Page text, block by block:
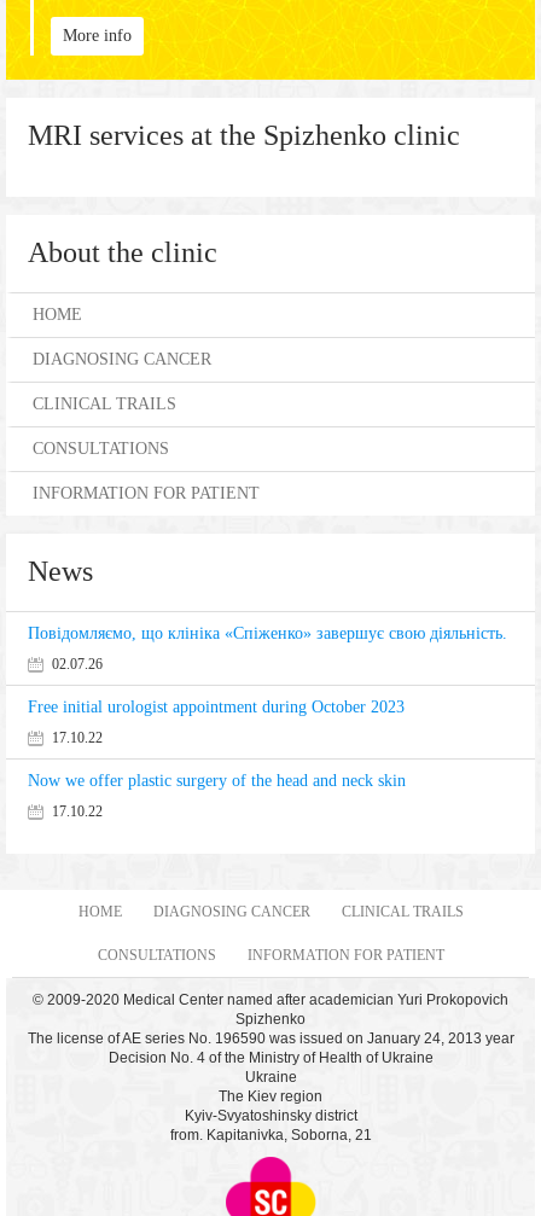
More info
MRI services at the Spizhenko clinic
About the clinic
HOME
DIAGNOSING CANCER
CLINICAL TRAILS
CONSULTATIONS
INFORMATION FOR PATIENT
News
Повідомляємо, що клініка «Спіженко» завершує свою діяльність.
02.07.26
Free initial urologist appointment during October 2023
17.10.22
Now we offer plastic surgery of the head and neck skin
17.10.22
HOME DIAGNOSING CANCER CLINICAL TRAILS
CONSULTATIONS INFORMATION FOR PATIENT
© 2009-2020 Medical Center named after academician Yuri Prokopovich
Spizhenko
The license of AE series No. 196590 was issued on January 24, 2013 year
Decision No. 4 of the Ministry of Health of Ukraine
Ukraine
The Kiev region
Kyiv-Svyatoshinsky district
from. Kapitanivka, Soborna, 21